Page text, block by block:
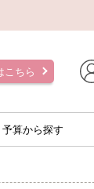
こちら
予算から探す